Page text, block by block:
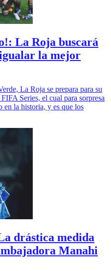
La Roja buscará
la mejor
La Roja se prepara para su
Series, el cual para sorpresa
en la historia, y es que los
drástica medida
Manahi